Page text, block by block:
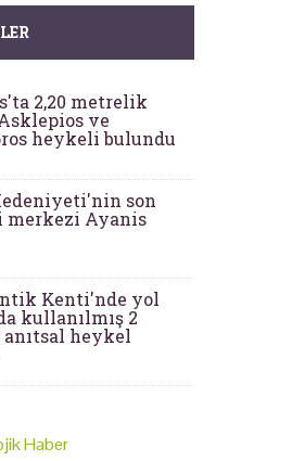
2,20 metrelik
ve
heykeli bulundu
son
merkezi Ayanis
Kenti'nde yol
kullanılmış 2
heykel